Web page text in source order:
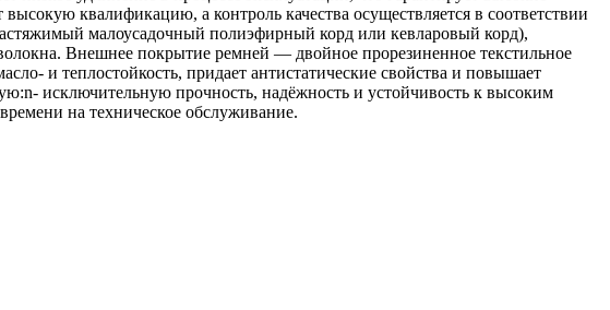
квалификацию, а контроль качества осуществляется в соответствии
малоусадочный полиэфирный корд или кевларовый корд),
Внешнее покрытие ремней — двойное прорезиненное текстильное
и теплостойкость, придает антистатические свойства и повышает
исключительную прочность, надёжность и устойчивость к высоким
на техническое обслуживание.